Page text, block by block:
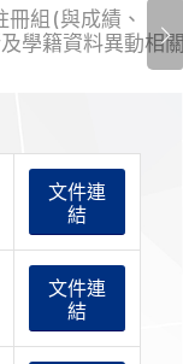
冊組 (與成績、
學籍資料異動相
下一頁
文件連
結
文件連
結